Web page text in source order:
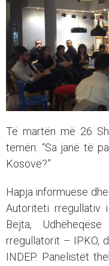
Të martën më 26
temën: “Sa janë të
Kosovë?”
Hapja informuese
Autoriteti rregullativ
Bejta,
rregullatorit – IPKO,
INDEP. Panelistët